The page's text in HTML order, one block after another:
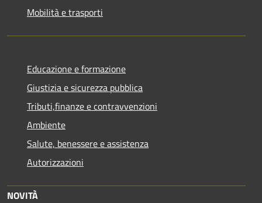
Mobilità e trasporti
Educazione e formazione
Giustizia e sicurezza pubblica
Tributi,finanze e contravvenzioni
Ambiente
Salute, benessere e assistenza
Autorizzazioni
NOVITÀ